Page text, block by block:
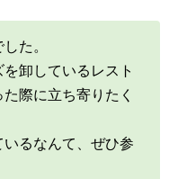
た。
卸しているレスト
際に立ち寄りたく
るなんて、ぜひ参